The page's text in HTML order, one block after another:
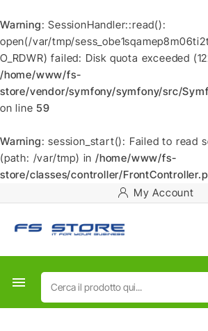
Warning: SessionHandler::read():
open(/var/tmp/
O_RDWR) failed: Disk quota exceeded
/home/www/fs-
store/vendor/symfony/symfony/src/
on line59
Warning: session_start(): Failed to read
(path: /var/tmp) in/home/www/fs-
store/classes/controller/
My Account
